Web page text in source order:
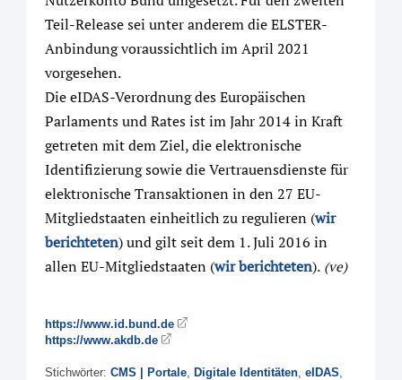
Teil-Release sei unter anderem die ELSTER-
Anbindung voraussichtlich im April 2021
vorgesehen.
Die eIDAS-Verordnung des Europäischen
Parlaments und Rates ist im Jahr 2014 in Kraft
getreten mit dem Ziel, die elektronische
Identifizierung sowie die Vertrauensdienste für
elektronische Transaktionen in den 27 EU-
Mitgliedstaaten einheitlich zu regulieren (wir
berichteten) und gilt seit dem 1. Juli 2016 in
allen EU-Mitgliedstaaten (wir berichteten). (ve)
https://www.id.bund.de
https://www.akdb.de
Stichwörter: CMS | Portale Digitale Identitäten eIDAS